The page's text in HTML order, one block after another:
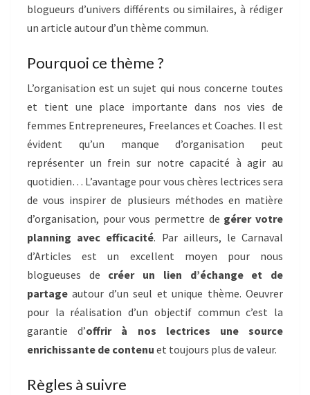
blogueurs d’univers différents ou similaires, à rédiger
un article autour d’un thème commun.
Pourquoi ce thème ?
L’organisation est un sujet qui nous concerne toutes
et tient une place importante dans nos vies de
femmes Entrepreneures, Freelances et Coaches. Il est
évident qu’un manque d’organisation peut
représenter un frein sur notre capacité à agir au
quotidien… L’avantage pour vous chères lectrices sera
de vous inspirer de plusieurs méthodes en matière
d’organisation, pour vous permettre de gérer votre
planning avec efficacité. Par ailleurs, le Carnaval
d’Articles est un excellent moyen pour nous
blogueuses de créer un lien d’échange et de
partage autour d’un seul et unique thème. Oeuvrer
pour la réalisation d’un objectif commun c’est la
garantie d’offrir à nos lectrices une source
enrichissante de contenu et toujours plus de valeur.
Règles à suivre